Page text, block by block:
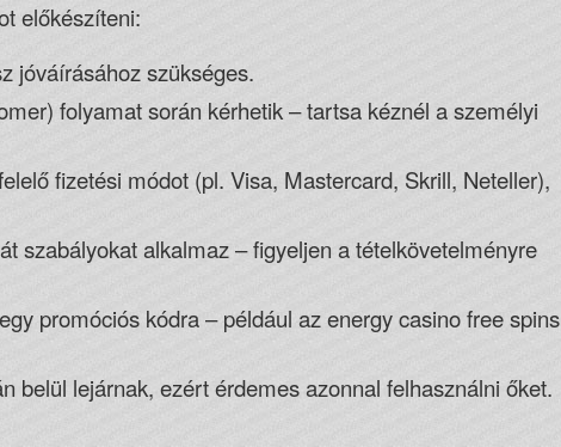
előkészíteni:
jóváírásához szükséges.
folyamat során kérhetik – tartsa kéznél a személyi
fizetési módot (pl. Visa, Mastercard, Skrill, Neteller),
szabályokat alkalmaz – figyeljen a tételkövetelményre
promóciós kódra – például az energy casino free spins
belül lejárnak, ezért érdemes azonnal felhasználni őket.